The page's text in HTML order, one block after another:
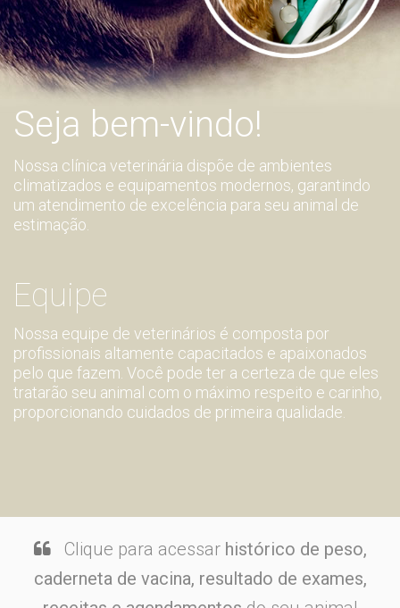
Seja bem-vindo!
Nossa clínica veterinária dispõe de ambientes
climatizados e equipamentos modernos, garantindo
um atendimento de excelência para seu animal de
estimação.
Equipe
Nossa equipe de veterinários é composta por
profissionais altamente capacitados e apaixonados
pelo que fazem. Você pode ter a certeza de que eles
tratarão seu animal com o máximo respeito e carinho,
proporcionando cuidados de primeira qualidade.
Clique para acessar histórico de peso,
caderneta de vacina, resultado de exames,